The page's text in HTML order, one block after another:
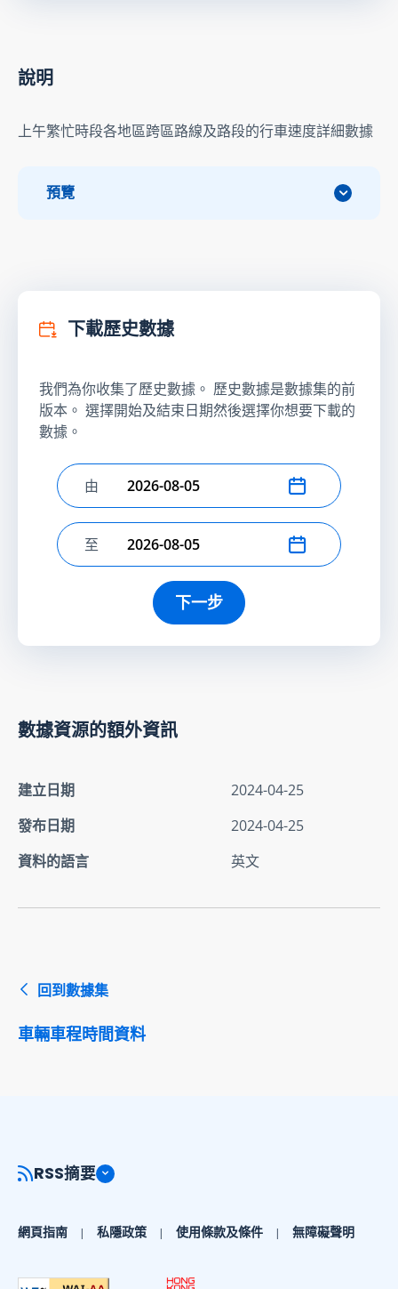
說明
上午繁忙時段各地區跨區路線及路段的行車速度詳細數據
預覽
下載歷史數據
我們為你收集了歷史數據。 歷史數據是數據集的前
版本。 選擇開始及結束日期然後選擇你想要下載的
數據。
選擇開始日期
由
選擇結束日期
至
下一步
數據資源的額外資訊
建立日期
2024-04-25
發布日期
2024-04-25
資料的語言
英文
回到數據集
車輛車程時間資料
RSS摘要
網頁指南 私隱政策 使用條款及條件 無障礙聲明